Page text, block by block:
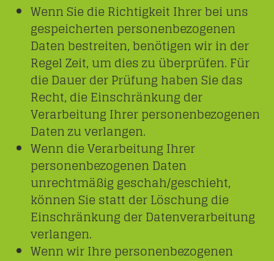
Wenn Sie die Richtigkeit Ihrer bei uns
gespeicherten personenbezogenen
Daten bestreiten, benötigen wir in der
Regel Zeit, um dies zu überprüfen. Für
die Dauer der Prüfung haben Sie das
Recht, die Einschränkung der
Verarbeitung Ihrer personenbezogenen
Daten zu verlangen.
Wenn die Verarbeitung Ihrer
personenbezogenen Daten
unrechtmäßig geschah/geschieht,
können Sie statt der Löschung die
Einschränkung der Datenverarbeitung
verlangen.
Wenn wir Ihre personenbezogenen